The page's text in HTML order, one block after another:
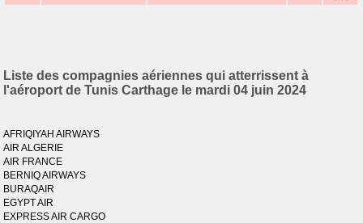
Liste des compagnies aériennes qui atterrissent à
l'aéroport de Tunis Carthage le mardi 04 juin 2024
AFRIQIYAH AIRWAYS
AIR ALGERIE
AIR FRANCE
BERNIQ AIRWAYS
BURAQAIR
EGYPT AIR
EXPRESS AIR CARGO